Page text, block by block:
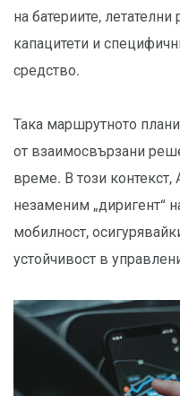
на батериите,
капацитети и
средство.
Така маршрутното
от взаимосвързани
време. В този
незаменим „диригент“
мобилност,
устойчивост в